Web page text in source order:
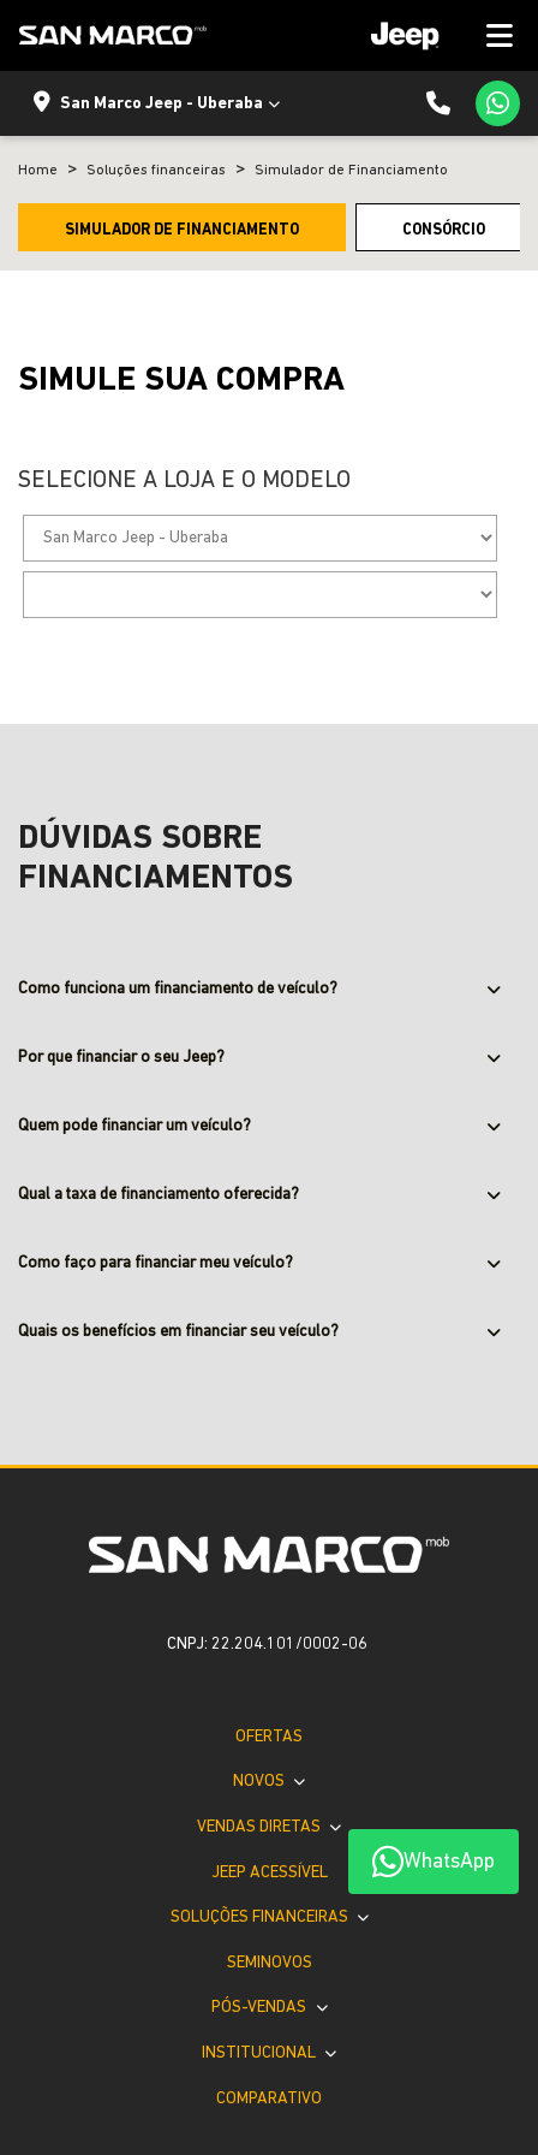
San Marco Jeep - Uberaba
Home Soluções financeiras Simulador de Financiamento
CONSÓRCIO
SIMULADOR DE FINANCIAMENTO
SIMULE SUA COMPRA
SELECIONE A LOJA E O MODELO
DÚVIDAS SOBRE
FINANCIAMENTOS
Como funciona um financiamento de veículo?
Por que financiar o seu Jeep?
Quem pode financiar um veículo?
Qual a taxa de financiamento oferecida?
Como faço para financiar meu veículo?
Quais os benefícios em financiar seu veículo?
WhatsApp
CNPJ: 22.204.101/0002-06
OFERTAS
NOVOS
VENDAS DIRETAS
JEEP ACESSÍVEL
SOLUÇÕES FINANCEIRAS
SEMINOVOS
PÓS-VENDAS
INSTITUCIONAL
COMPARATIVO